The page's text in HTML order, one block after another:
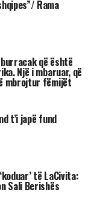
pas
nënvizuar
për këtë
Fatjon
e
për
faktin që
Rama “lider
i drejtoi